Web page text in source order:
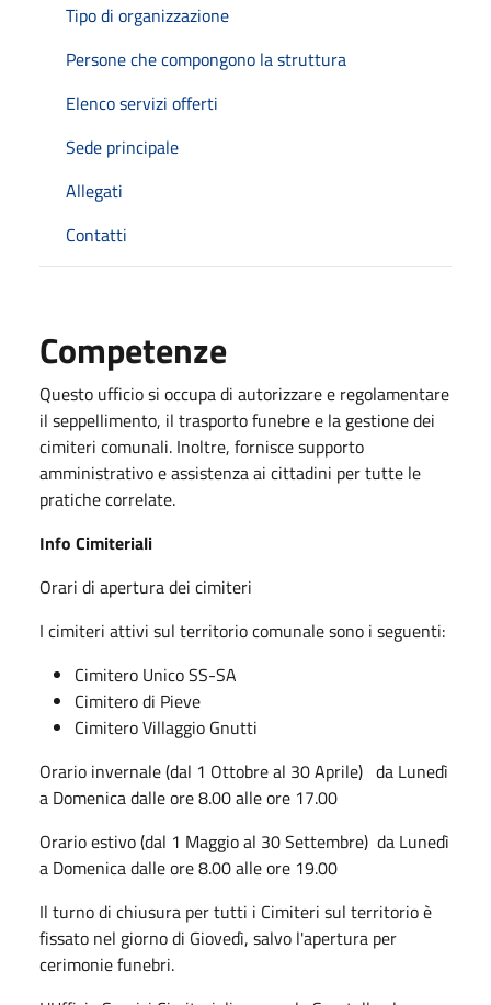
Tipo di organizzazione
Persone che compongono la struttura
Elenco servizi offerti
Sede principale
Allegati
Contatti
Competenze
Questo ufficio si occupa di autorizzare e regolamentare
il seppellimento, il trasporto funebre e la gestione dei
cimiteri comunali. Inoltre, fornisce supporto
amministrativo e assistenza ai cittadini per tutte le
pratiche correlate.
Info Cimiteriali
Orari di apertura dei cimiteri
I cimiteri attivi sul territorio comunale sono i seguenti:
Cimitero Unico SS-SA
Cimitero di Pieve
Cimitero Villaggio Gnutti
Orario invernale (dal 1 Ottobre al 30 Aprile) da Lunedì
a Domenica dalle ore 8.00 alle ore 17.00
Orario estivo (dal 1 Maggio al 30 Settembre) da Lunedì
a Domenica dalle ore 8.00 alle ore 19.00
Il turno di chiusura per tutti i Cimiteri sul territorio è
fissato nel giorno di Giovedì, salvo l'apertura per
cerimonie funebri.